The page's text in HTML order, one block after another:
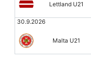
Lettland U21
30.9.2026
Malta U21